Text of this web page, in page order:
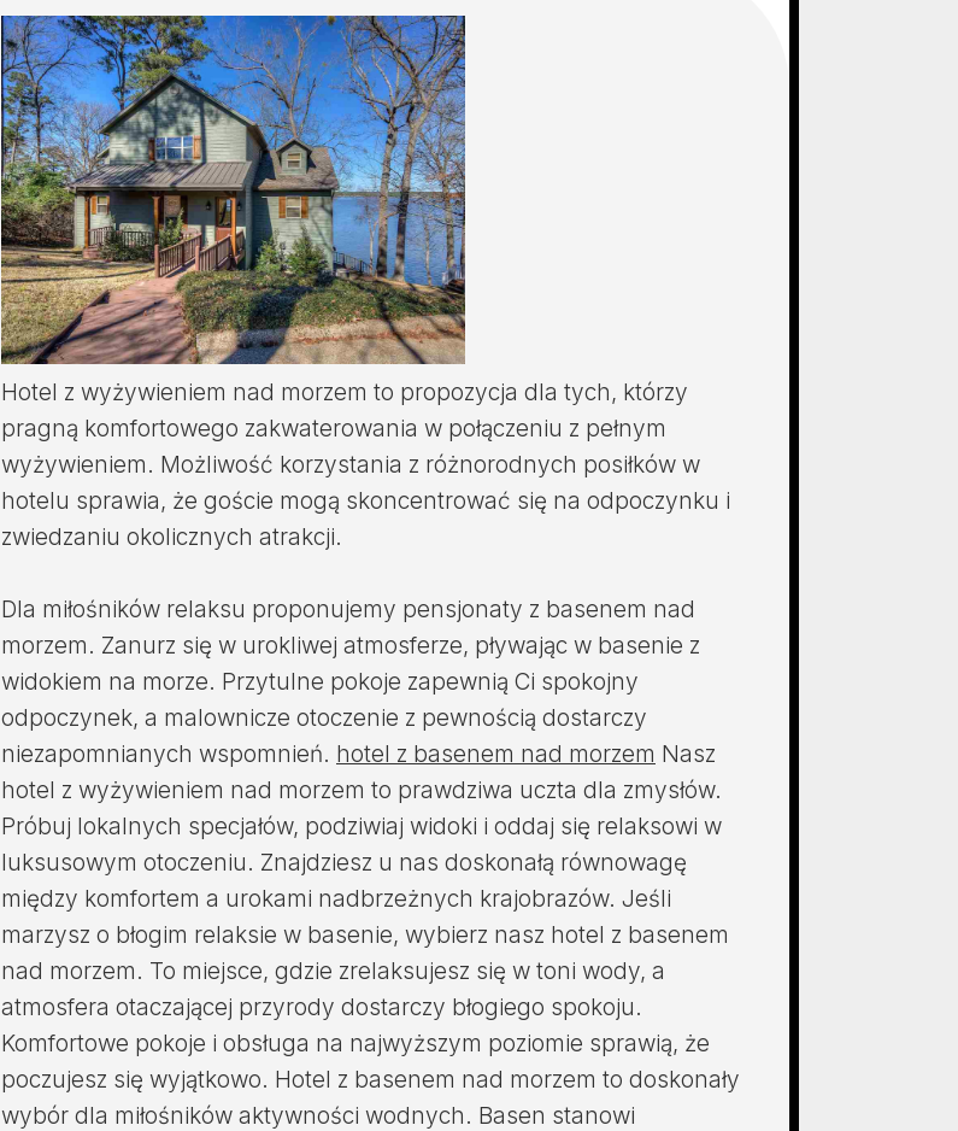
Hotel z wyżywieniem nad morzem to propozycja dla tych, którzy
pragną komfortowego zakwaterowania w połączeniu z pełnym
wyżywieniem. Możliwość korzystania z różnorodnych posiłków w
hotelu sprawia, że goście mogą skoncentrować się na odpoczynku i
zwiedzaniu okolicznych atrakcji.
Dla miłośników relaksu proponujemy pensjonaty z basenem nad
morzem. Zanurz się w urokliwej atmosferze, pływając w basenie z
widokiem na morze. Przytulne pokoje zapewnią Ci spokojny
odpoczynek, a malownicze otoczenie z pewnością dostarczy
niezapomnianych wspomnień. hotel z basenem nad morzem Nasz
hotel z wyżywieniem nad morzem to prawdziwa uczta dla zmysłów.
Próbuj lokalnych specjałów, podziwiaj widoki i oddaj się relaksowi w
luksusowym otoczeniu. Znajdziesz u nas doskonałą równowagę
między komfortem a urokami nadbrzeżnych krajobrazów. Jeśli
marzysz o błogim relaksie w basenie, wybierz nasz hotel z basenem
nad morzem. To miejsce, gdzie zrelaksujesz się w toni wody, a
atmosfera otaczającej przyrody dostarczy błogiego spokoju.
Komfortowe pokoje i obsługa na najwyższym poziomie sprawią, że
poczujesz się wyjątkowo. Hotel z basenem nad morzem to doskonały
wybór dla miłośników aktywności wodnych. Basen stanowi